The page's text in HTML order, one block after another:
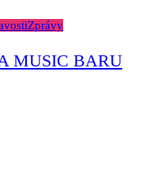
Zprávy
MUSIC BARU